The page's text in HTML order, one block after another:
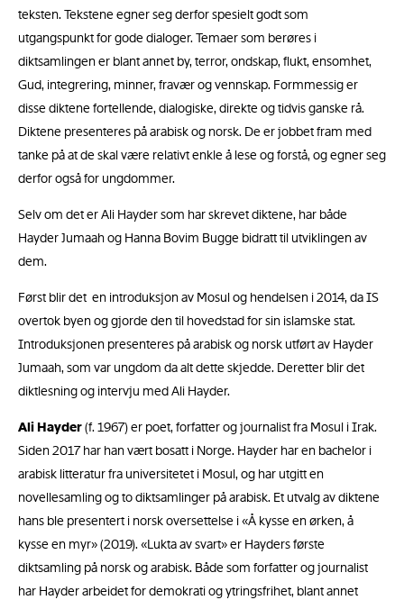
teksten. Tekstene egner seg derfor spesielt godt som
utgangspunkt for gode dialoger. Temaer som berøres i
diktsamlingen er blant annet by, terror, ondskap, flukt, ensomhet,
Gud, integrering, minner, fravær og vennskap. Formmessig er
disse diktene fortellende, dialogiske, direkte og tidvis ganske rå.
Diktene presenteres på arabisk og norsk. De er jobbet fram med
tanke på at de skal være relativt enkle å lese og forstå, og egner seg
derfor også for ungdommer.
Selv om det er Ali Hayder som har skrevet diktene, har både
Hayder Jumaah og Hanna Bovim Bugge bidratt til utviklingen av
dem.
Først blir det en introduksjon av Mosul og hendelsen i 2014, da IS
overtok byen og gjorde den til hovedstad for sin islamske stat.
Introduksjonen presenteres på arabisk og norsk utført av Hayder
Jumaah, som var ungdom da alt dette skjedde. Deretter blir det
diktlesning og intervju med Ali Hayder.
Ali Hayder(f. 1967) er poet, forfatter og journalist fra Mosul i Irak.
Siden 2017 har han vært bosatt i Norge. Hayder har en bachelor i
arabisk litteratur fra universitetet i Mosul, og har utgitt en
novellesamling og to diktsamlinger på arabisk. Et utvalg av diktene
hans ble presentert i norsk oversettelse i «Å kysse en ørken, å
kysse en myr» (2019). «Lukta av svart» er Hayders første
diktsamling på norsk og arabisk. Både som forfatter og journalist
har Hayder arbeidet for demokrati og ytringsfrihet, blant annet